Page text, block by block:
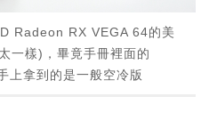
Radeon RX VEGA 64的美
一樣)，畢竟手冊裡面的
上拿到的是一般空冷版